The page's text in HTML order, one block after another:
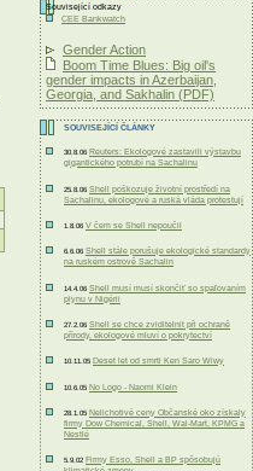
Související odkazy
CEE Bankwatch
Gender Action
Boom Time Blues: Big oil's
gender impacts in Azerbaijan,
Georgia, and Sakhalin (PDF)
SOUVISEJÍCÍ ČLÁNKY
30.8.06 Reuters: Ekologové zastavili výstavbu
gigantického potrubí na Sachalinu
25.8.06 Shell poškozuje životní prostředí na
Sachalinu, ekologové a ruská vláda protestují
1.8.06 V čem se Shell nepoučil
6.6.06 Shell stále porušuje ekologické standardy
na ruském ostrově Sachalin
14.4.06 Shell musí musí skončiť so spaľovaním
plynu v Nigérii
27.2.06 Shell se chce zviditelnit při ochraně
přírody, ekologové mluví o pokrytectví
10.11.05 Deset let od smrti Ken Saro Wiwy
10.6.05 No Logo - Naomi Klein
28.1.05 Nelichotivé ceny Občanské oko získaly
firmy Dow Chemical, Shell, Wal-Mart, KPMG a
Nestlé
5.9.02 Firmy Esso, Shell a BP spôsobujú